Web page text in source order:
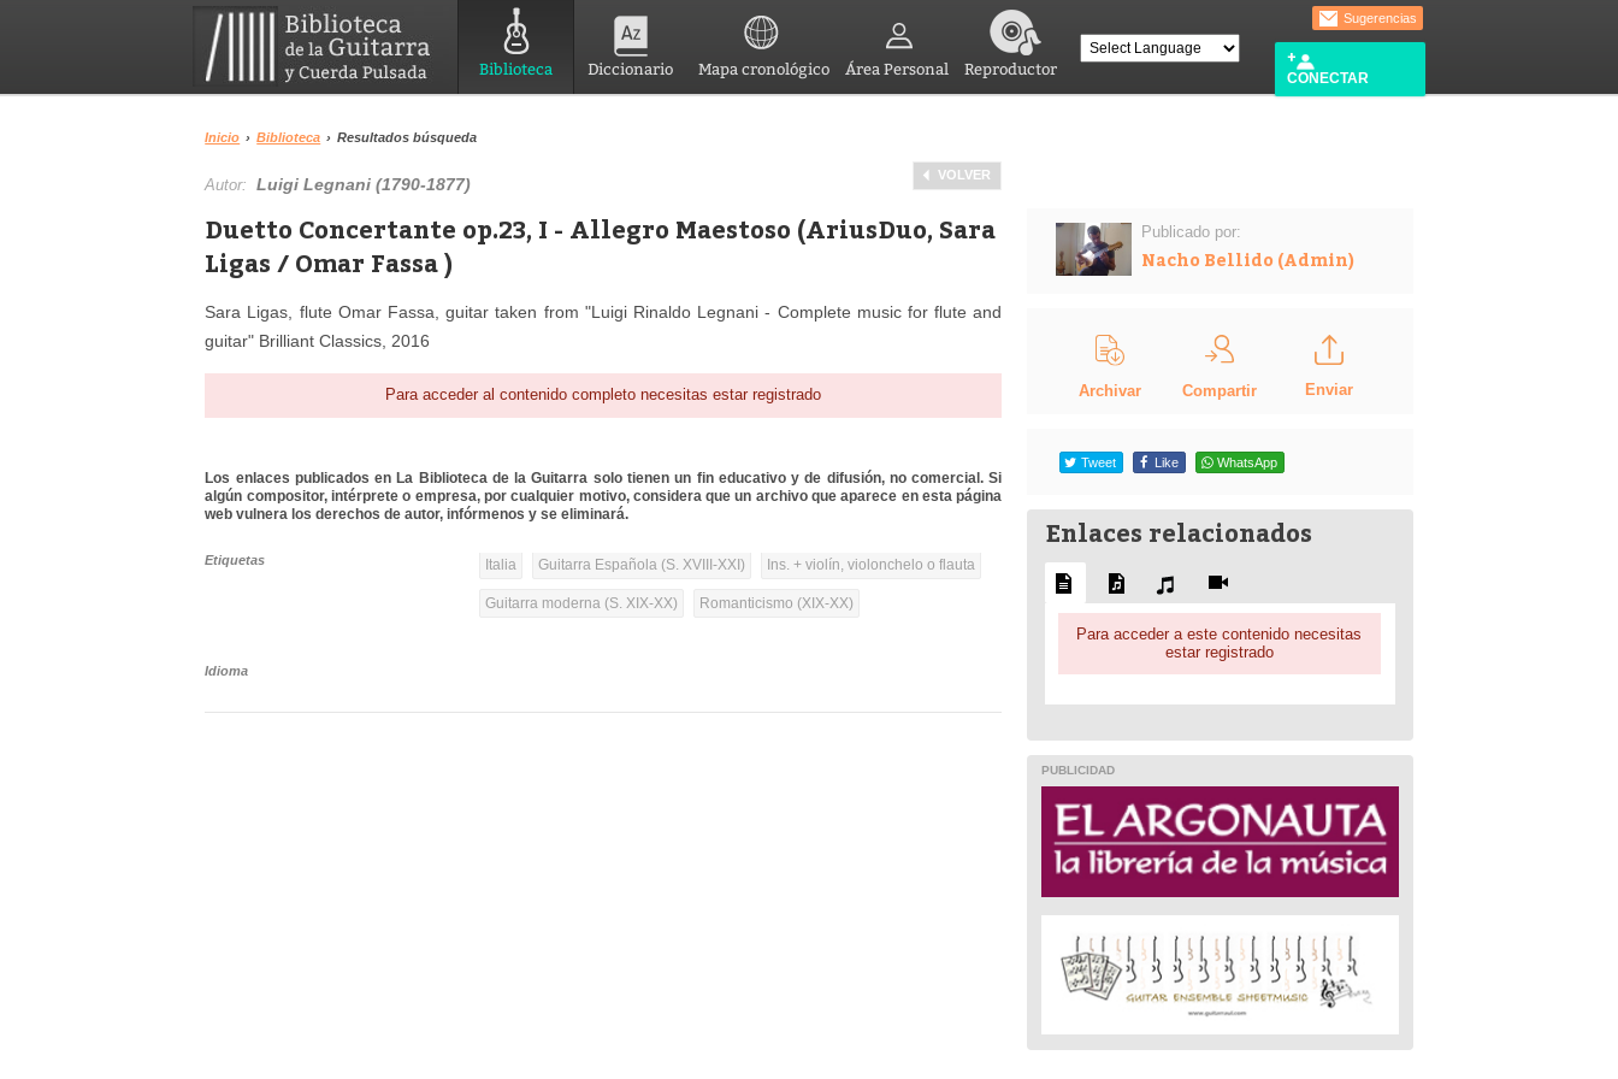
Biblioteca Diccionario Mapa cronológico Área Personal Reproductor
Sugerencias
CONECTAR
Inicio › Biblioteca › Resultados búsqueda
VOLVER
Autor:Luigi Legnani (1790-1877)
Duetto Concertante op.23, I - Allegro Maestoso (AriusDuo, Sara
Ligas / Omar Fassa )
Sara Ligas, flute Omar Fassa, guitar taken from "Luigi Rinaldo Legnani - Complete music for flute and
guitar" Brilliant Classics, 2016
Para acceder al contenido completo necesitas estar registrado
Los enlaces publicados en La Biblioteca de la Guitarra solo tienen un fin educativo y de difusión, no comercial. Si
algún compositor, intérprete o empresa, por cualquier motivo, considera que un archivo que aparece en esta página
web vulnera los derechos de autor, infórmenos y se eliminará.
Etiquetas Italia Guitarra Española (S. XVIII-XXI) Ins. + violín, violonchelo o flauta
Guitarra moderna (S. XIX-XX) Romanticismo (XIX-XX)
Idioma
Publicado por:
Nacho Bellido (Admin)
Archivar Compartir Enviar
Tweet Like WhatsApp
Enlaces relacionados
Para acceder a este contenido necesitas
estar registrado
PUBLICIDAD